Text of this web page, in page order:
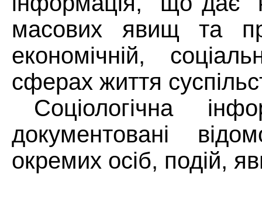
масових
явищ та
економічній,
сферах життя
Соціологічна
документовані
окремих осіб, подій,